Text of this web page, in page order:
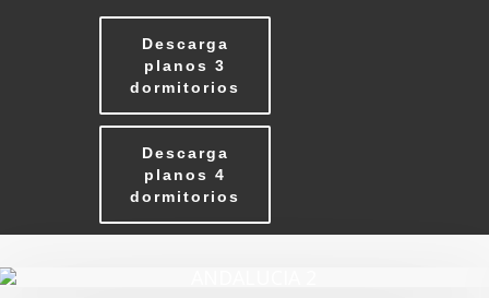
Descarga
planos 3
dormitorios
Descarga
planos 4
dormitorios